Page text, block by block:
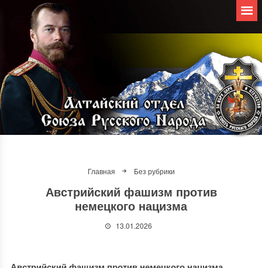
Главная Без рубрики
Австрийский фашизм против
немецкого нацизма
13.01.2026